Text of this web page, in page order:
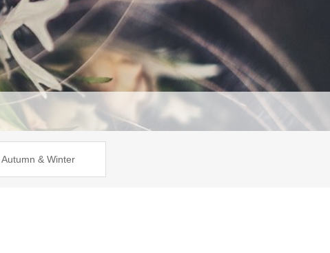
& Winter